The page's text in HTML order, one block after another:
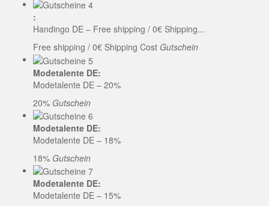
:
Handingo DE – Free shipping / 0€ Shipping...
Free shipping / 0€ Shipping Cost Gutschein
Modetalente DE:
Modetalente DE – 20%
20% Gutschein
Modetalente DE:
Modetalente DE – 18%
18% Gutschein
Modetalente DE:
Modetalente DE – 15%